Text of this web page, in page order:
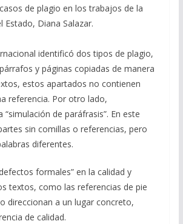
de plagio en los trabajos de la
Estado, Diana Salazar.
identificó dos tipos de plagio,
y páginas copiadas de manera
estos apartados no contienen
referencia. Por otro lado,
de paráfrasis”. En este
sin comillas o referencias, pero
diferentes.
formales” en la calidad y
textos, como las referencias de pie
direccionan a un lugar concreto,
de calidad.